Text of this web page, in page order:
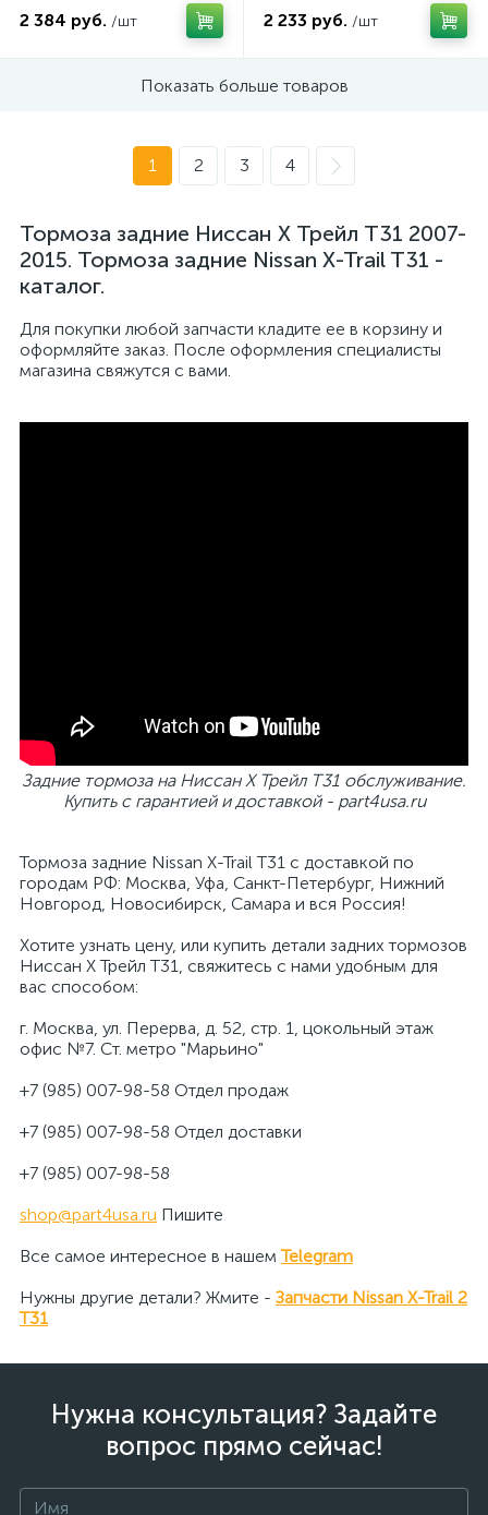
2 384 руб. /шт 2 233 руб. /шт
Показать больше товаров
1 2 3 4
Тормоза задние Ниссан Х Трейл Т31 2007-
2015. Тормоза задние Nissan X-Trail T31 -
каталог.
Для покупки любой запчасти кладите ее в корзину и
оформляйте заказ. После оформления специалисты
магазина свяжутся с вами.
Задние тормоза на Ниссан Х Трейл T31 обслуживание.
Купить с гарантией и доставкой - part4usa.ru
Тормоза задние Nissan X-Trail T31 с доставкой по
городам РФ: Москва, Уфа, Санкт-Петербург, Нижний
Новгород, Новосибирск, Самара и вся Россия!
Хотите узнать цену, или купить детали задних тормозов
Ниссан Х Трейл T31, свяжитесь с нами удобным для
вас способом:
г. Москва, ул. Перерва, д. 52, стр. 1, цокольный этаж
офис №7. Ст. метро "Марьино"
+7 (985) 007-98-58 Отдел продаж
+7 (985) 007-98-58 Отдел доставки
+7 (985) 007-98-58
shop@part4usa.ru Пишите
Все самое интересное в нашемTelegram
Нужны другие детали? Жмите - Запчасти Nissan X-Trail 2
T31
Нужна консультация? Задайте
вопрос прямо сейчас!